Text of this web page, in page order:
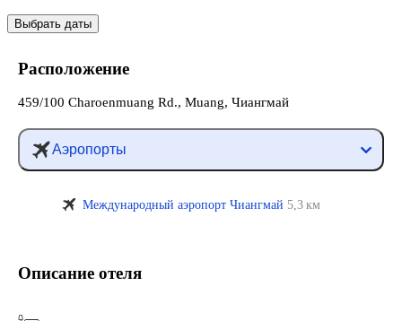
Выбрать даты
Расположение
459/100 Charoenmuang Rd., Muang, Чиангмай
Аэропорты
Международный аэропорт Чиангмай 5,3 км
Описание отеля